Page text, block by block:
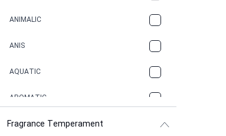
ANIMALIC
ANIS
AQUATIC
AROMATIC
ASPHAULT
Fragrance Temperament